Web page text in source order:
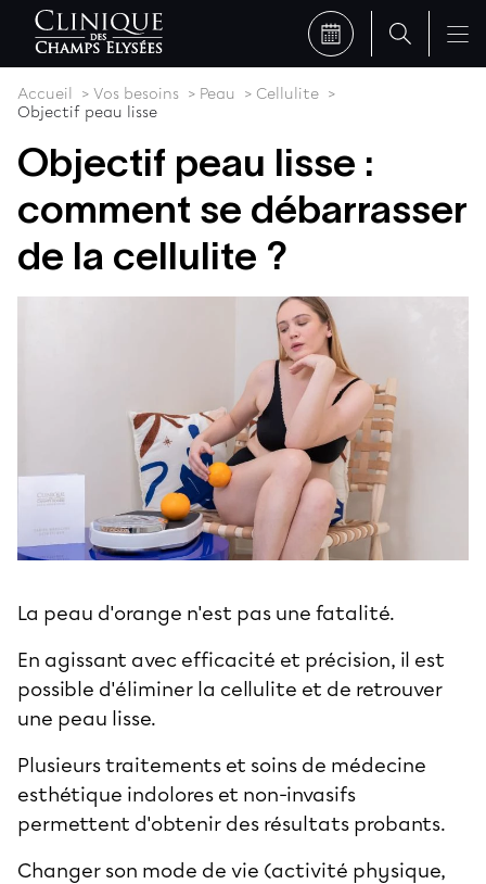
Accueil Vos besoins Peau
Cellulite
Objectif peau lisse
Objectif peau lisse :
comment se débarrasser
de la cellulite ?
La peau d'orange n'est pas une fatalité.
En agissant avec efficacité et précision, il est
possible d'éliminer la cellulite et de retrouver
une peau lisse.
Plusieurs traitements et soins de médecine
esthétique indolores et non-invasifs
permettent d'obtenir des résultats probants.
Changer son mode de vie (activité physique,